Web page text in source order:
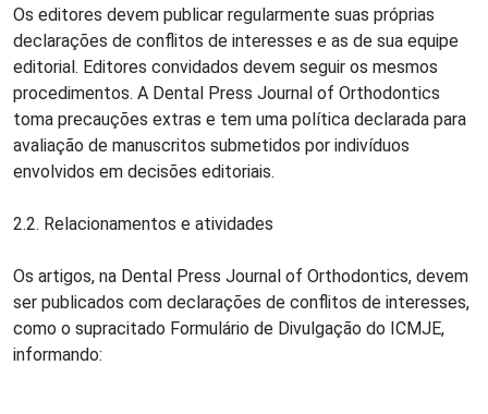
Os editores devem publicar regularmente suas próprias
declarações de conflitos de interesses e as de sua equipe
editorial. Editores convidados devem seguir os mesmos
procedimentos. A Dental Press Journal of Orthodontics
toma precauções extras e tem uma política declarada para
avaliação de manuscritos submetidos por indivíduos
envolvidos em decisões editoriais.
2.2. Relacionamentos e atividades
Os artigos, na Dental Press Journal of Orthodontics, devem
ser publicados com declarações de conflitos de interesses,
como o supracitado Formulário de Divulgação do ICMJE,
informando: